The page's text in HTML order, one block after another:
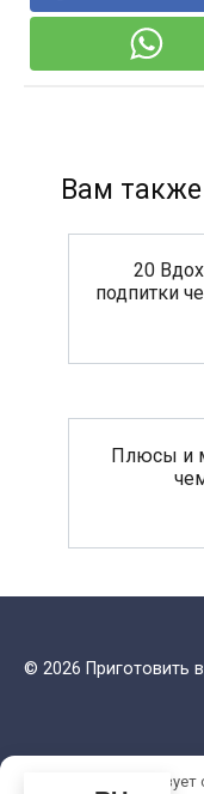
Вам
20
подпитки
Плюсы и
© 2026 Приготовить
Этот сайт